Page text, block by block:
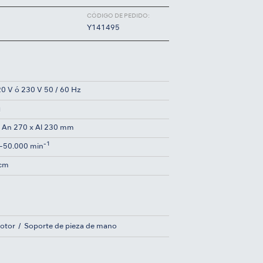
CÓDIGO DE PEDIDO:
Y141495
V ó 230 V 50 / 60 Hz
An 270 x Al 230 mm
50.000 min-1
Soporte de pieza de mano